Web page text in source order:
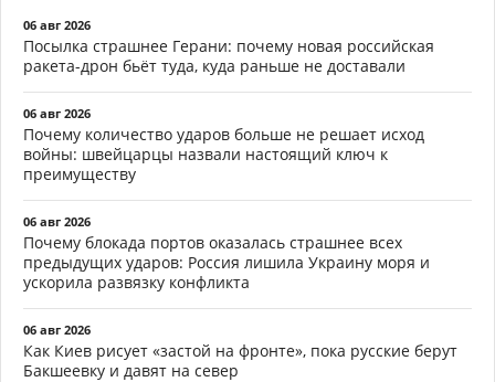
06 авг 2026
Посылка страшнее Герани: почему новая российская
ракета-дрон бьёт туда, куда раньше не доставали
06 авг 2026
Почему количество ударов больше не решает исход
войны: швейцарцы назвали настоящий ключ к
преимуществу
06 авг 2026
Почему блокада портов оказалась страшнее всех
предыдущих ударов: Россия лишила Украину моря и
ускорила развязку конфликта
06 авг 2026
Как Киев рисует «застой на фронте», пока русские берут
Бакшеевку и давят на север